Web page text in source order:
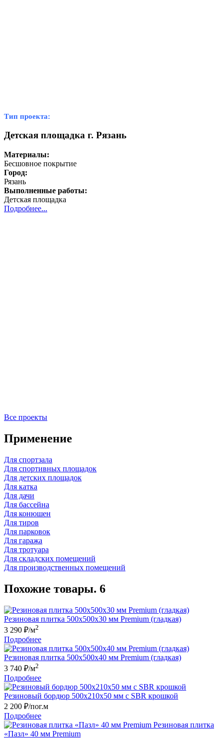
Тип проекта:
Детская площадка г. Рязань
Материалы:
Бесшовное покрытие
Город:
Рязань
Выполненные работы:
Детская площадка
Подробнее...
Все проекты
Применение
Для спортзала
Для спортивных площадок
Для детских площадок
Для катка
Для дачи
Для бaссейна
Для конюшен
Для тиров
Для парковок
Для гаража
Для тротуара
Для складских помещений
Для производственных помещений
Похожие товары. 6
Резиновая плитка 500х500x30 мм Premium (гладкая)
3 290 ₽/м2
Подробнее
Резиновая плитка 500х500x40 мм Premium (гладкая)
3 740 ₽/м2
Подробнее
Резиновый бордюр 500х210x50 мм c SBR крошкой
2 200 ₽/пог.м
Подробнее
Резиновая плитка
«Пазл» 40 мм Premium